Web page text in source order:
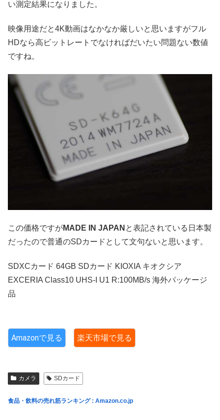
い測定結果になりました。
映像用途だと4K動画はなかなか厳しいと思いますがフル
HDなら高ビットレートでなければだいたい問題ない数値
ですね。
この価格ですがMADE IN JAPAN と表記されている日本製
だったので普通のSDカードとして文句ないと思います。
SDXCカード 64GB SDカード KIOXIA キオクシア
EXCERIA Class10 UHS-I U1 R:100MB/s 海外パッケージ
品
Amazonで見る 楽天市場で見る
カメラ SDカード
食品・飲料の売れ筋ランキング : Amazon.co.jp